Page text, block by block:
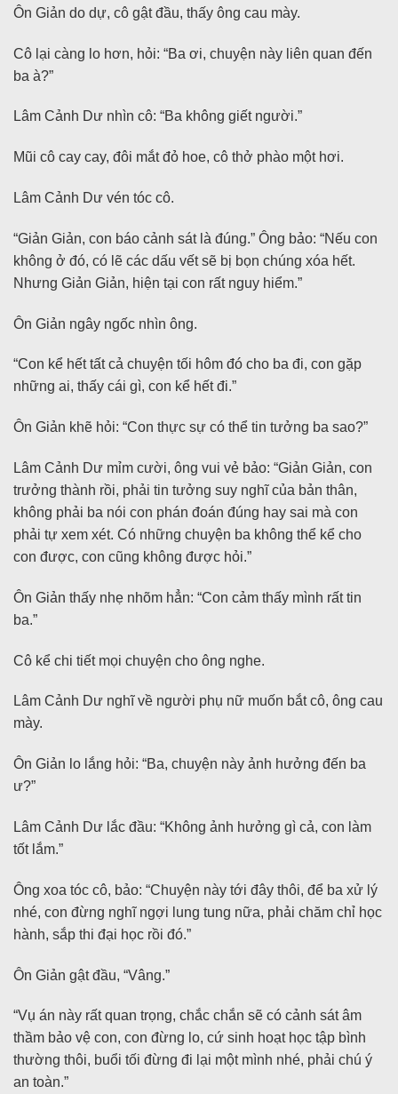
Ôn Giản do dự, cô gật đầu, thấy ông cau mày.
Cô lại càng lo hơn, hỏi: “Ba ơi, chuyện này liên quan đến
ba à?”
Lâm Cảnh Dư nhìn cô: “Ba không giết người.”
Mũi cô cay cay, đôi mắt đỏ hoe, cô thở phào một hơi.
Lâm Cảnh Dư vén tóc cô.
“Giản Giản, con báo cảnh sát là đúng.” Ông bảo: “Nếu con
không ở đó, có lẽ các dấu vết sẽ bị bọn chúng xóa hết.
Nhưng Giản Giản, hiện tại con rất nguy hiểm.”
Ôn Giản ngây ngốc nhìn ông.
“Con kể hết tất cả chuyện tối hôm đó cho ba đi, con gặp
những ai, thấy cái gì, con kể hết đi.”
Ôn Giản khẽ hỏi: “Con thực sự có thể tin tưởng ba sao?”
Lâm Cảnh Dư mỉm cười, ông vui vẻ bảo: “Giản Giản, con
trưởng thành rồi, phải tin tưởng suy nghĩ của bản thân,
không phải ba nói con phán đoán đúng hay sai mà con
phải tự xem xét. Có những chuyện ba không thể kể cho
con được, con cũng không được hỏi.”
Ôn Giản thấy nhẹ nhõm hẳn: “Con cảm thấy mình rất tin
ba.”
Cô kể chi tiết mọi chuyện cho ông nghe.
Lâm Cảnh Dư nghĩ về người phụ nữ muốn bắt cô, ông cau
mày.
Ôn Giản lo lắng hỏi: “Ba, chuyện này ảnh hưởng đến ba
ư?”
Lâm Cảnh Dư lắc đầu: “Không ảnh hưởng gì cả, con làm
tốt lắm.”
Ông xoa tóc cô, bảo: “Chuyện này tới đây thôi, để ba xử lý
nhé, con đừng nghĩ ngợi lung tung nữa, phải chăm chỉ học
hành, sắp thi đại học rồi đó.”
Ôn Giản gật đầu, “Vâng.”
“Vụ án này rất quan trọng, chắc chắn sẽ có cảnh sát âm
thầm bảo vệ con, con đừng lo, cứ sinh hoạt học tập bình
thường thôi, buổi tối đừng đi lại một mình nhé, phải chú ý
an toàn.”